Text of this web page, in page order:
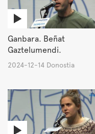
Ganbara. Beñat
Gaztelumendi.
2024-12-14 Donostia